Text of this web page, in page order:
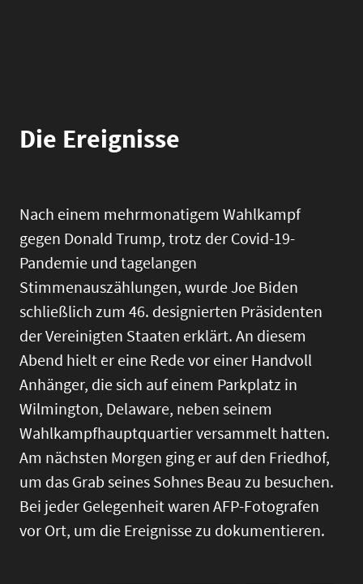
Die Ereignisse
Nach einem mehrmonatigem Wahlkampf
gegen Donald Trump, trotz der Covid-19-
Pandemie und tagelangen
Stimmenauszählungen, wurde Joe Biden
schließlich zum 46. designierten Präsidenten
der Vereinigten Staaten erklärt. An diesem
Abend hielt er eine Rede vor einer Handvoll
Anhänger, die sich auf einem Parkplatz in
Wilmington, Delaware, neben seinem
Wahlkampfhauptquartier versammelt hatten.
Am nächsten Morgen ging er auf den Friedhof,
um das Grab seines Sohnes Beau zu besuchen.
Bei jeder Gelegenheit waren AFP-Fotografen
vor Ort, um die Ereignisse zu dokumentieren.